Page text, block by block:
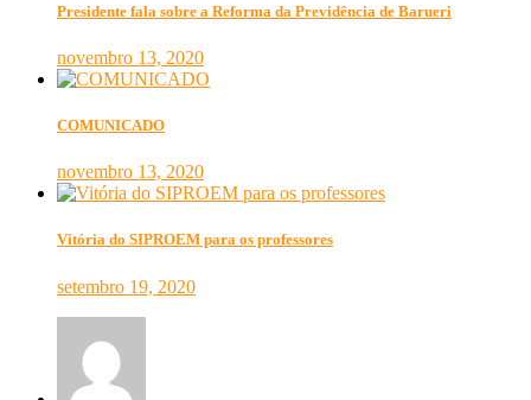
Presidente fala sobre a Reforma da Previdência de Barueri
novembro 13, 2020
COMUNICADO
novembro 13, 2020
Vitória do SIPROEM para os professores
setembro 19, 2020